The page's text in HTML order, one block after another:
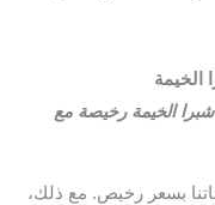
الخيمة رخيصة مع
بسعر رخيص. مع ذلك،